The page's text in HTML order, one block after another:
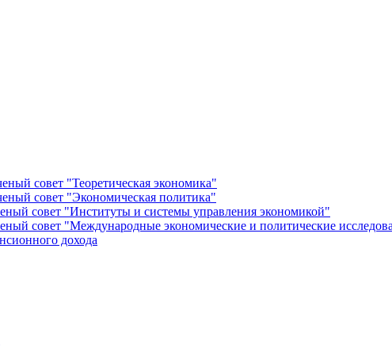
совет "Теоретическая экономика"
совет "Экономическая политика"
совет "Институты и системы управления экономикой"
совет "Международные экономические и политические
дохода